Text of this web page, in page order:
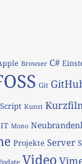
Browser C#
Git
Kunst
Mono
Projekte Server
Video